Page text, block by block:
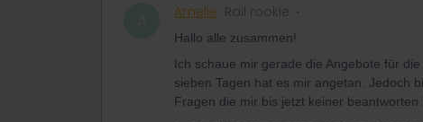
Amelie Rail rookie
Hallo alle zusammen!
Ich schaue mir gerade die Angebote für
sieben Tagen hat es mir angetan. Jedoch
Fragen die mir bis jetzt keiner beantworten